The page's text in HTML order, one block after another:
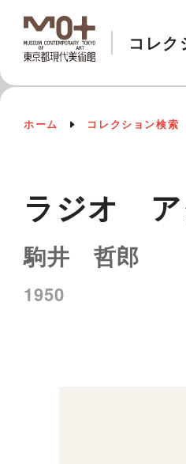
コレク
ホーム コレクション検索
ラジオ
駒井 哲郎
1950